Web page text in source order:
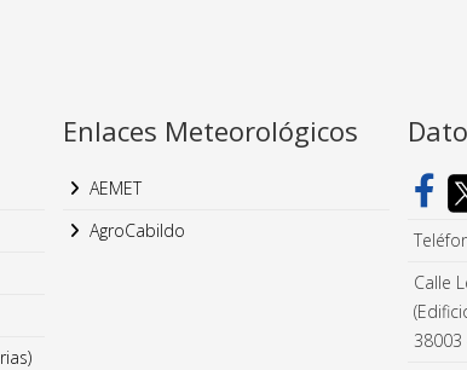
Enlaces Meteorológicos
AEMET
AgroCabildo
Calle
38003